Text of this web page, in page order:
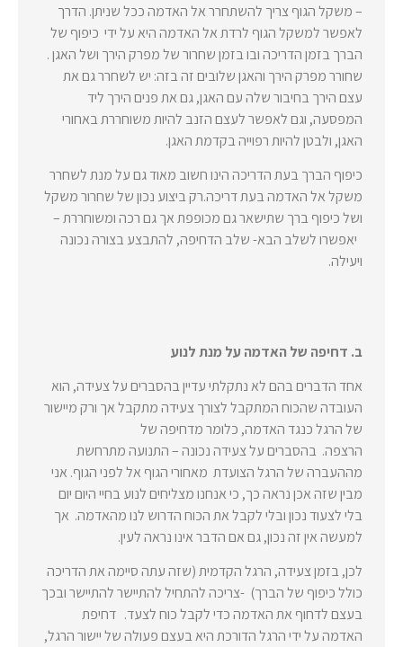
– משקל הגוף צריך להשתחרר אל האדמה ככל שניתן. הדרך
לאפשר למשקל הגוף לרדת אל האדמה היא על ידי כיפוף של
הברך בזמן הדריכה ובו בזמן שחרור של מפרק הירך ושל האגן .
שחורר מפרק הירך והאגן שלובים זה בזה: יש לשחרר גם את
עצם הירך בחיבור שלה עם האגן, גם את פנים הירך ליד
המפסעה, וגם לאפשר לעצם הזנב להיות משוחררת באחורי
האגן, ולבטן להיות רפוייה בקדמת האגן.
כיפוף הברך בעת הדריכה הינו חשוב מאוד גם על מנת לשחרר
משקל אל האדמה בעת דריכה.רק ביצוע נכון של שחרור משקל
ושל כיפוף ברך שתישאר גם מכופפת אך גם רכה ומשוחררת –
יאפשרו לשלב הבא- שלב הדחיפה, להתבצע בצורה נכונה
ויעילה.
ב. דחיפה של האדמה על מנת לנוע
אחד הדברים בהם לא נתקלתי עדיין בהסברים על צעידה, הוא
העובדה שהכוח המתקבל לצורך צעידה מתקבל אך ורק מיישור
של הרגל כנגד האדמה, כלומר מדחיפה של
הרצפה. בהסברים על צעידה נכונה – התנועה מתרחשת
מההעברה של הרגל הצועדת מאחורי הגוף אל לפני הגוף. אני
מבין שזה אכן נראה כך, כי אנחנו מצליחים לנוע בחיי היום יום
בלי לצעוד נכון ובלי לקבל את הכוח הדרוש לנו מהאדמה. אך
למעשה אין זה נכון, גם אם הדבר אינו נראה לעין.
לכן, בזמן צעידה, הרגל הקדמית (שזה עתה סיימה את הדריכה
כולל כיפוף של הברך) -צריכה להתחיל להתיישר להתיישר ובכך
בעצם לדחוף את האדמה כדי לקבל כוח לצעד. דחיפת
האדמה על ידי הרגל הדורכת היא בעצם פעולה של יישור הרגל,